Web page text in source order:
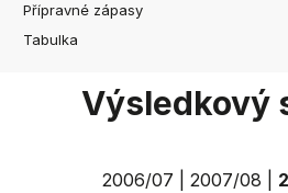
Přípravné zápasy
Tabulka
Výsledkový
2006/07 2007/08